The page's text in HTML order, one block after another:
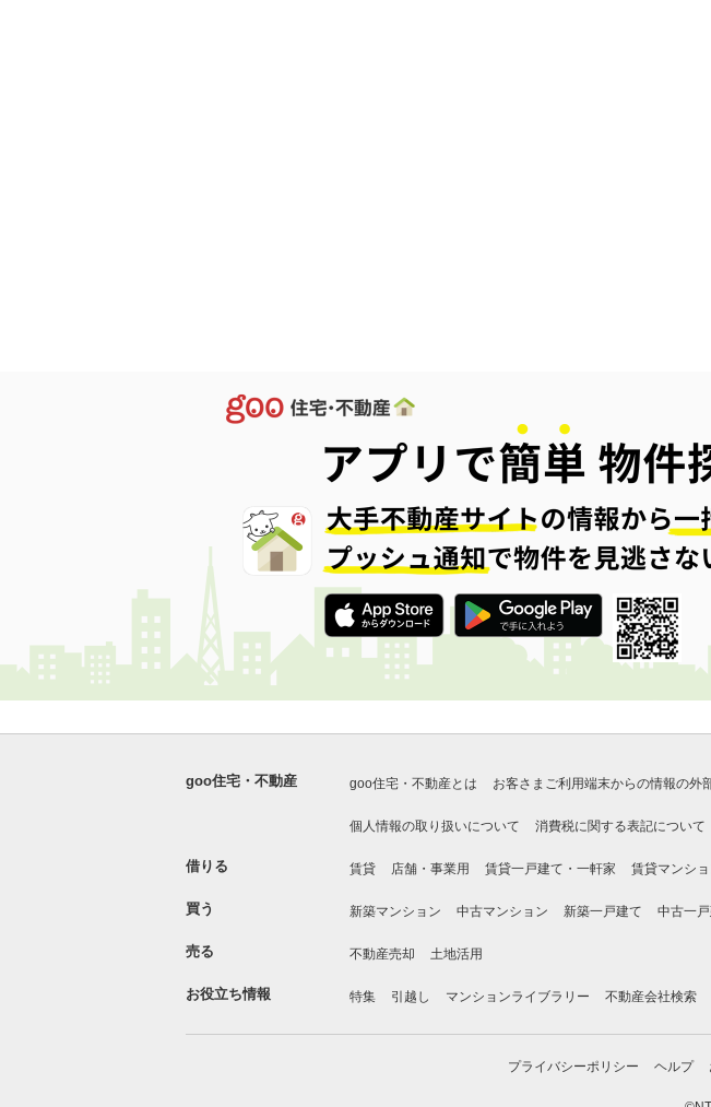
goo住宅・不動産 goo住宅・不動産とは お客さまご利用端末からの情報の外
個人情報の取り扱いについて 消費税に関する表記について
借りる 賃貸 店舗・事業用 賃貸一戸建て・一軒家 賃貸マンシ
買う 新築マンション 中古マンション 新築一戸建て 中古一
売る 不動産売却 土地活用
お役立ち情報 特集 引越し マンションライブラリー 不動産会社検索
プライバシーポリシー ヘルプ